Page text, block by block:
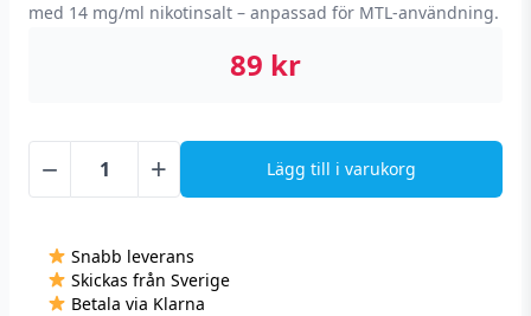
med 14 mg/ml nikotinsalt – anpassad för MTL-användning.
89 kr
−
Dinner
Salts
-
+ Lägg till i varukorg
Snabb leverans
Skickas från Sverige
Betala via Klarna